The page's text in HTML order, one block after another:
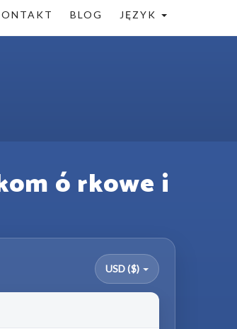
BLOG JĘZYK
ó rkowe i
USD ($)